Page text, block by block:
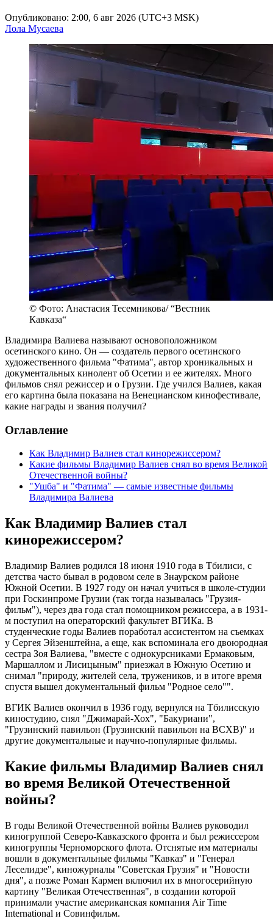
Опубликовано: 2:00, 6 авг 2026 (UTC+3 MSK)
Лола Мусаева
© Фото: Анастасия Тесемникова/ “Вестник
Кавказа“
Владимира Валиева называют основоположником
осетинского кино. Он — создатель первого осетинского
художественного фильма "Фатима", автор хроникальных и
документальных кинолент об Осетии и ее жителях. Много
фильмов снял режиссер и о Грузии. Где учился Валиев, какая
его картина была показана на Венецианском кинофестивале,
какие награды и звания получил?
Оглавление
Как Владимир Валиев стал кинорежиссером?
Какие фильмы Владимир Валиев снял во время Великой
Отечественной войны?
"Ушба" и "Фатима" — самые известные фильмы
Владимира Валиева
Как Владимир Валиев стал
кинорежиссером?
Владимир Валиев родился 18 июня 1910 года в Тбилиси, с
детства часто бывал в родовом селе в Знаурском районе
Южной Осетии. В 1927 году он начал учиться в школе-студии
при Госкинпроме Грузии (так тогда называлась "Грузия-
фильм"), через два года стал помощником режиссера, а в 1931-
м поступил на операторский факультет ВГИКа. В
студенческие годы Валиев поработал ассистентом на съемках
у Сергея Эйзенштейна, а еще, как вспоминала его двоюродная
сестра Зоя Валиева, "вместе с однокурсниками Ермаковым,
Маршаллом и Лисицыным" приезжал в Южную Осетию и
снимал "природу, жителей села, тружеников, и в итоге время
спустя вышел документальный фильм "Родное село"".
ВГИК Валиев окончил в 1936 году, вернулся на Тбилисскую
киностудию, снял "Джимарай-Хох", "Бакуриани",
"Грузинский павильон (Грузинский павильон на ВСХВ)" и
другие документальные и научно-популярные фильмы.
Какие фильмы Владимир Валиев снял
во время Великой Отечественной
войны?
В годы Великой Отечественной войны Валиев руководил
киногруппой Северо-Кавказского фронта и был режиссером
киногруппы Черноморского флота. Отснятые им материалы
вошли в документальные фильмы "Кавказ" и "Генерал
Леселидзе", киножурналы "Советская Грузия" и "Новости
дня", а позже Роман Кармен включил их в многосерийную
картину "Великая Отечественная", в создании которой
принимали участие американская компания Air Time
International и Совинфильм.